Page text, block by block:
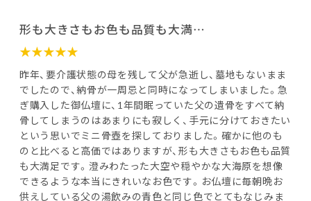
形も大きさもお色も品質も大満…
★★★★★
昨年、要介護状態の母を残して父が急逝し、墓地もないまま
でしたので、納骨が一周忌と同時になってしまいました。急
ぎ購入した御仏壇に、1年間眠っていた父の遺骨をすべて納
骨してしまうのはあまりにも寂しく、手元に分けておきたい
という思いでミニ骨壺を探しておりました。確かに他のも
のと比べると高価ではありますが、形も大きさもお色も品質
も大満足です。澄みわたった大空や穏やかな大海原を想像
できるような本当にきれいなお色です。お仏壇に毎朝晩お
供えしている父の湯飲みの青色と同じ色でとてもなじみま